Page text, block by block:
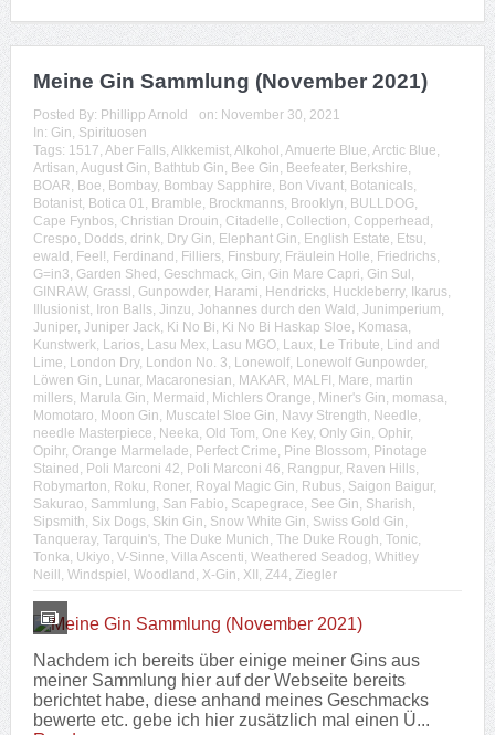
Meine Gin Sammlung (November 2021)
Posted By: Phillipp Arnold on: November 30, 2021
In: Gin, Spirituosen
Tags: 1517, Aber Falls, Alkkemist, Alkohol , Amuerte Blue, Arctic Blue,
Artisan, August Gin, Bathtub Gin, Bee Gin, Beefeater, Berkshire,
BOAR, Boe, Bombay, Bombay Sapphire, Bon Vivant, Botanicals,
Botanist, Botica 01, Bramble, Brockmanns, Brooklyn, BULLDOG,
Cape Fynbos, Christian Drouin, Citadelle, Collection, Copperhead ,
Crespo, Dodds, drink, Dry Gin, Elephant Gin, English Estate, Etsu,
ewald , Feel!, Ferdinand , Filliers, Finsbury, Fräulein Holle, Friedrichs,
G=in3, Garden Shed , Geschmack, Gin, Gin Mare Capri, Gin Sul ,
GINRAW, Grassl , Gunpowder, Harami, Hendricks, Huckleberry, Ikarus,
Illusionist, Iron Balls, Jinzu, Johannes durch den Wald , Junimperium,
Juniper, Juniper Jack, Ki No Bi, Ki No Bi Haskap Sloe, Komasa,
Kunstwerk, Larios, Lasu Mex, Lasu MGO, Laux, Le Tribute, Lind and
Lime, London Dry, London No. 3, Lonewolf, Lonewolf Gunpowder,
Löwen Gin, Lunar, Macaronesian, MAKAR, MALFI , Mare, martin
millers, Marula Gin, Mermaid , Michlers Orange, Miner's Gin, momasa,
Momotaro, Moon Gin, Muscatel Sloe Gin, Navy Strength, Needle,
needle Masterpiece, Neeka, Old Tom, One Key, Only Gin, Ophir,
Opihr, Orange Marmelade, Perfect Crime, Pine Blossom, Pinotage
Stained , Poli Marconi 42, Poli Marconi 46, Rangpur, Raven Hills,
Robymarton, Roku, Roner, Royal Magic Gin, Rubus, Saigon Baigur,
Sakurao, Sammlung, San Fabio, Scapegrace, See Gin, Sharish,
Sipsmith, Six Dogs, Skin Gin, Snow White Gin, Swiss Gold Gin,
Tanqueray, Tarquin's, The Duke Munich, The Duke Rough, Tonic,
Tonka, Ukiyo, V-Sinne, Villa Ascenti, Weathered Seadog, Whitley
Neill , Windspiel , Woodland , X-Gin, XII , Z44, Ziegler
Nachdem ich bereits über einige meiner Gins aus
meiner Sammlung hier auf der Webseite bereits
berichtet habe, diese anhand meines Geschmacks
bewerte etc. gebe ich hier zusätzlich mal einen Ü...